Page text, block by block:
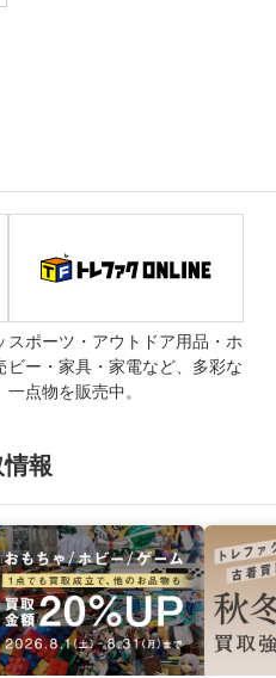
スポーツ・アウトドア用品・ホ
ビー・家具・家電など、多彩な
一点物を販売中。
報